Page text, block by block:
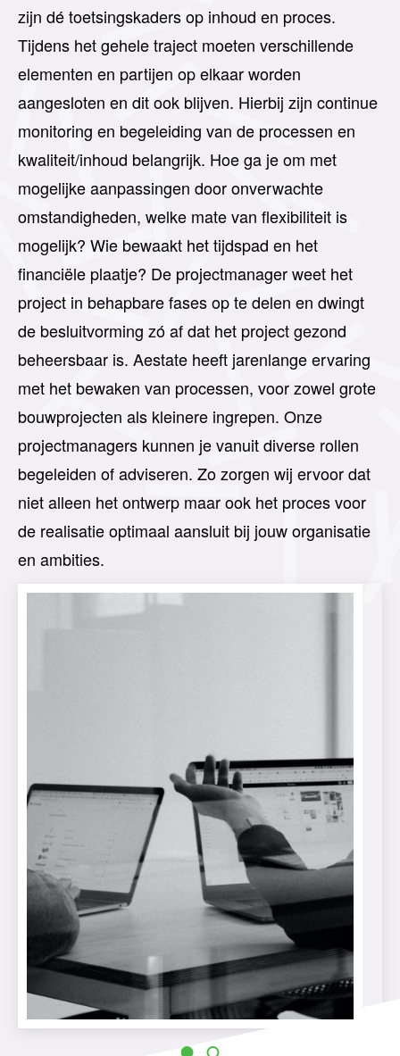
zijn dé toetsingskaders op inhoud en proces.
Tijdens het gehele traject moeten verschillende
elementen en partijen op elkaar worden
aangesloten en dit ook blijven. Hierbij zijn continue
monitoring en begeleiding van de processen en
kwaliteit/inhoud belangrijk. Hoe ga je om met
mogelijke aanpassingen door onverwachte
omstandigheden, welke mate van flexibiliteit is
mogelijk? Wie bewaakt het tijdspad en het
financiële plaatje? De projectmanager weet het
project in behapbare fases op te delen en dwingt
de besluitvorming zó af dat het project gezond
beheersbaar is. Aestate heeft jarenlange ervaring
met het bewaken van processen, voor zowel grote
bouwprojecten als kleinere ingrepen. Onze
projectmanagers kunnen je vanuit diverse rollen
begeleiden of adviseren. Zo zorgen wij ervoor dat
niet alleen het ontwerp maar ook het proces voor
de realisatie optimaal aansluit bij jouw organisatie
en ambities.